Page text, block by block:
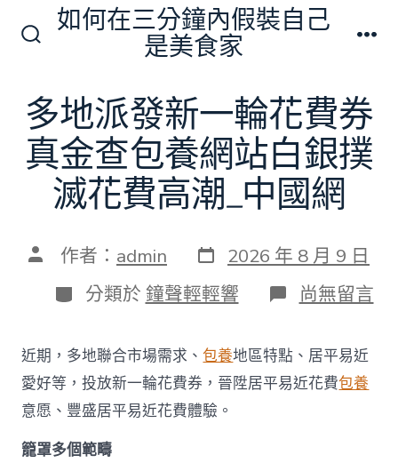
切
換
開
關
如何在三分鐘內假裝自己
是美食家
多地派發新一輪花費券
真金查包養網站白銀撲
滅花費高潮_中國網
文 作者： admin 發
表
日
期
2026 年 8 月 9 日
分
類
分類於 鐘聲輕輕響 在
〈多
派
發
新
尚無留言
近期，多地聯合市場需求、包養地區特點、居平易近
愛好等，投放新一輪花費券，晉陞居平易近花費包養
意愿、豐盛居平易近花費體驗。
籠罩多個範疇